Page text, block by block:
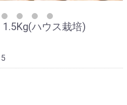
ハウス栽培)